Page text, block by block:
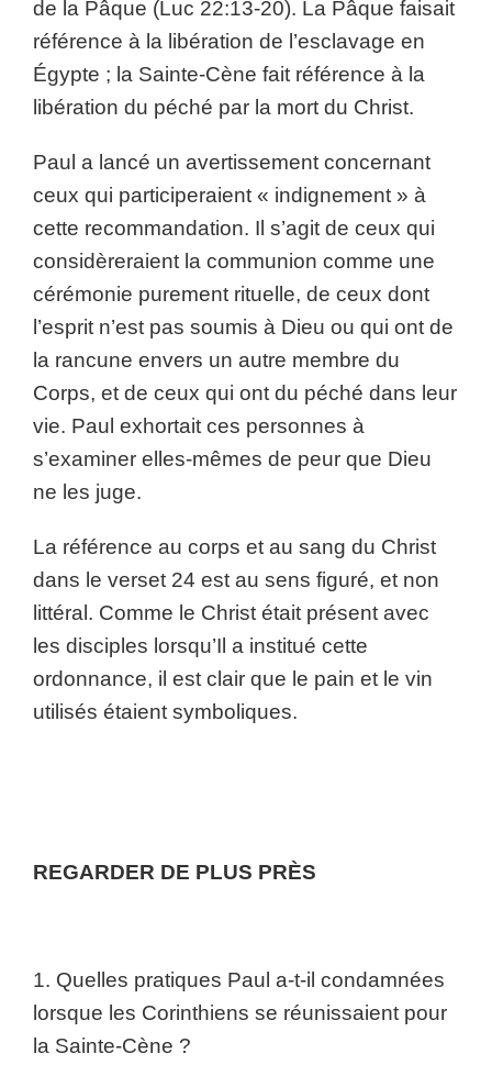
de la Pâque (Luc 22:13-20). La Pâque faisait
référence à la libération de l’esclavage en
Égypte ; la Sainte-Cène fait référence à la
libération du péché par la mort du Christ.
Paul a lancé un avertissement concernant
ceux qui participeraient « indignement » à
cette recommandation. Il s’agit de ceux qui
considèreraient la communion comme une
cérémonie purement rituelle, de ceux dont
l’esprit n’est pas soumis à Dieu ou qui ont de
la rancune envers un autre membre du
Corps, et de ceux qui ont du péché dans leur
vie. Paul exhortait ces personnes à
s’examiner elles-mêmes de peur que Dieu
ne les juge.
La référence au corps et au sang du Christ
dans le verset 24 est au sens figuré, et non
littéral. Comme le Christ était présent avec
les disciples lorsqu’Il a institué cette
ordonnance, il est clair que le pain et le vin
utilisés étaient symboliques.
REGARDER DE PLUS PRÈS
1. Quelles pratiques Paul a-t-il condamnées
lorsque les Corinthiens se réunissaient pour
la Sainte-Cène ?